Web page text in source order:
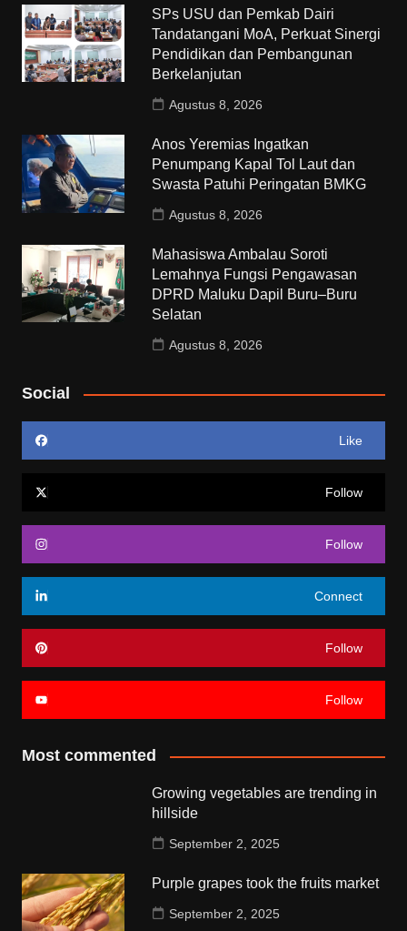
SPs USU dan Pemkab Dairi
Tandatangani MoA, Perkuat Sinergi
Pendidikan dan Pembangunan
Berkelanjutan
Agustus 8, 2026
Anos Yeremias Ingatkan
Penumpang Kapal Tol Laut dan
Swasta Patuhi Peringatan BMKG
Agustus 8, 2026
Mahasiswa Ambalau Soroti
Lemahnya Fungsi Pengawasan
DPRD Maluku Dapil Buru–Buru
Selatan
Agustus 8, 2026
Social
Like
Follow
Follow
Connect
Follow
Follow
Most commented
Growing vegetables are trending in
hillside
September 2, 2025
Purple grapes took the fruits market
September 2, 2025